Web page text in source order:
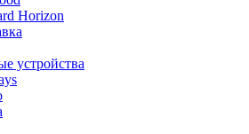
Horizon
устройства